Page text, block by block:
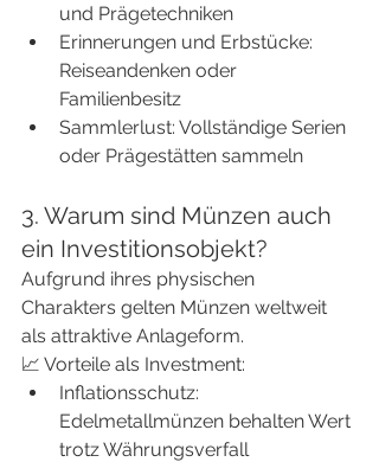
und Prägetechniken
Erinnerungen und Erbstücke:
Reiseandenken oder
Familienbesitz
Sammlerlust: Vollständige Serien
oder Prägestätten sammeln
3. Warum sind Münzen auch
ein Investitionsobjekt?
Aufgrund ihres physischen
Charakters gelten Münzen weltweit
als attraktive Anlageform.
📈 Vorteile als Investment:
Inflationsschutz:
Edelmetallmünzen behalten Wert
trotz Währungsverfall